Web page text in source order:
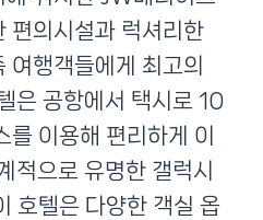
편의시설과 럭셔리한
여행객들에게 최고의
은 공항에서 택시로 10
이용해 편리하게 이
적으로 유명한 갤럭시
호텔은 다양한 객실 옵